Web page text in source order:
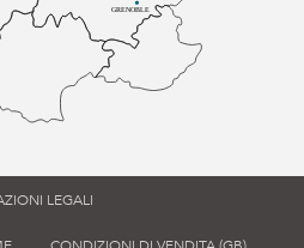
GRENOBLE
LEGALI